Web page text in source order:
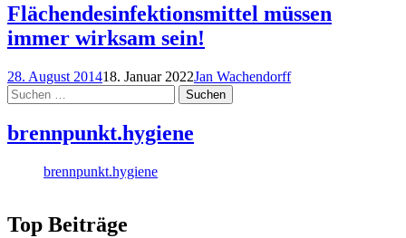
Flächendesinfektionsmittel müssen
immer wirksam sein!
28. August 201418. Januar 2022Jan Wachendorff
Suchen
nach:
brennpunkt.hygiene
brennpunkt.hygiene
Top Beiträge